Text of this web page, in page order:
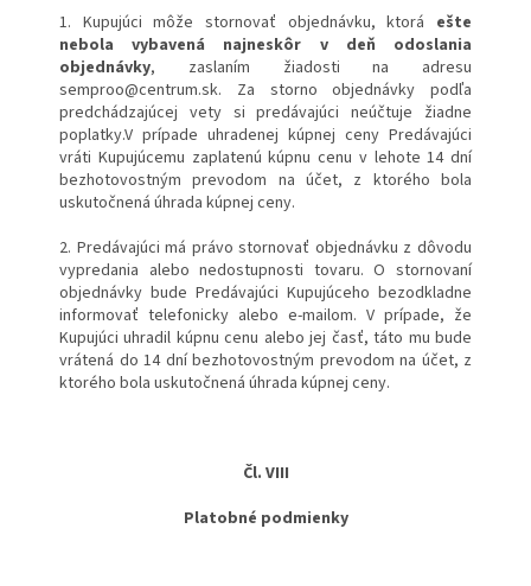
1. Kupujúci môže stornovať objednávku, ktorá ešte
nebola vybavená najneskôr
v deň odoslania
objednávky, zaslaním žiadosti na adresu
semproo@centrum.sk. Za storno objednávky podľa
predchádzajúcej vety si predávajúci neúčtuje žiadne
poplatky.V prípade uhradenej kúpnej ceny Predávajúci
vráti Kupujúcemu zaplatenú kúpnu cenu v lehote 14 dní
bezhotovostným prevodom na účet, z ktorého bola
uskutočnená úhrada kúpnej ceny.
2. Predávajúci má právo stornovať objednávku z dôvodu
vypredania alebo nedostupnosti tovaru. O stornovaní
objednávky bude Predávajúci Kupujúceho bezodkladne
informovať telefonicky alebo e-mailom. V prípade, že
Kupujúci uhradil kúpnu cenu alebo jej časť, táto mu bude
vrátená do 14 dní bezhotovostným prevodom na účet, z
ktorého bola uskutočnená úhrada kúpnej ceny.
Čl. VIII
Platobné podmienky